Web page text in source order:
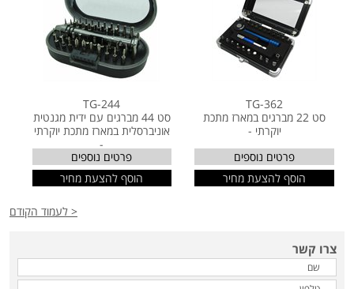
TG-362
סט 22 מברגים במארז מתכת
יוקרתי -
פרטים נוספים
הוסף להצעת מחיר
TG-244
סט 44 מברגים עם ידית מגנטית
אוניברסלית במארז מתכת יוקרתי
-
פרטים נוספים
הוסף להצעת מחיר
< לעמוד הקודם
צרו קשר